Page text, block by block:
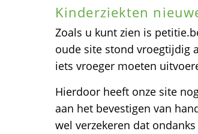
Kinderziekten
Zoals u kunt zien is
oude site stond vroegtijdig
iets vroeger moeten
Hierdoor heeft onze site
aan het bevestigen van
wel verzekeren dat